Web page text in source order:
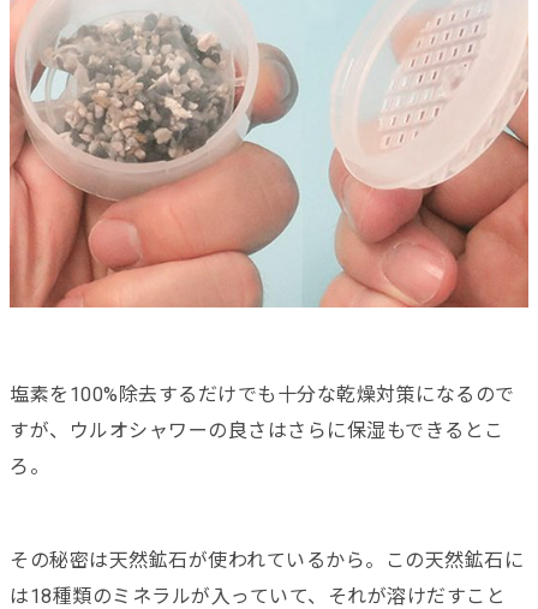
塩素を100%除去するだけでも十分な乾燥対策になるので
すが、ウルオシャワーの良さはさらに保湿もできるとこ
ろ。
その秘密は天然鉱石が使われているから。この天然鉱石に
は18種類のミネラルが入っていて、それが溶けだすこと